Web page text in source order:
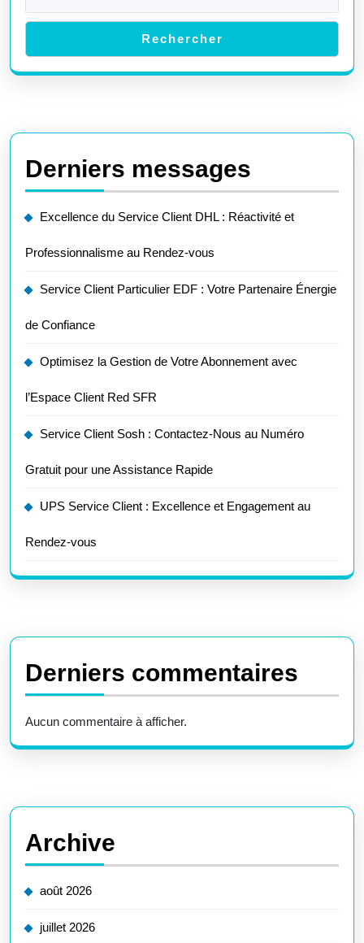
Rechercher
Derniers messages
Excellence du Service Client DHL : Réactivité et
Professionnalisme au Rendez-vous
Service Client Particulier EDF : Votre Partenaire Énergie
de Confiance
Optimisez la Gestion de Votre Abonnement avec
l’Espace Client Red SFR
Service Client Sosh : Contactez-Nous au Numéro
Gratuit pour une Assistance Rapide
UPS Service Client : Excellence et Engagement au
Rendez-vous
Derniers commentaires
Aucun commentaire à afficher.
Archive
août 2026
juillet 2026